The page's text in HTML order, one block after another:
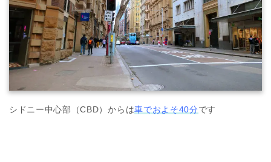
シドニー中心部（CBD）からは車でおよそ40分です